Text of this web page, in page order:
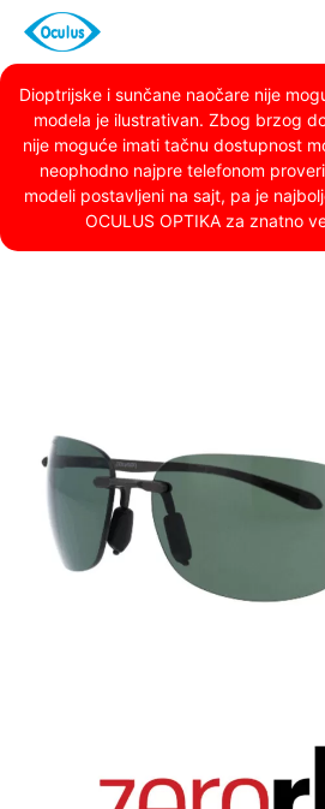
Dioptrijske i sunčane naočare nije
modela je ilustrativan. Zbog brzog
nije moguće imati tačnu dostupnost
neophodno najpre telefonom
modeli postavljeni na sajt, pa je
OCULUS OPTIKA za znatno